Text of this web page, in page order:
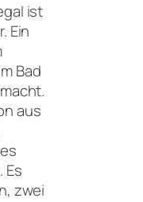
ist
Ein
Bad
aus
Es
zwei